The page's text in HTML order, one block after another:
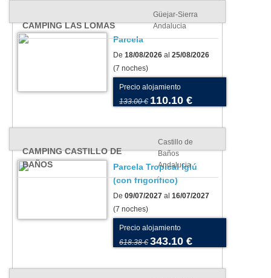
CAMPING LAS LOMAS
Güejar-Sierra
Andalucia
Parcela
De 18/08/2026 al 25/08/2026
(7 noches)
Precio alojamiento
133.00 € 110.10 €
CAMPING CASTILLO DE
BAÑOS
Castillo de
Baños
Andalucia
Parcela Tropical Iglú
(con frigorífico)
De 09/07/2027 al 16/07/2027
(7 noches)
Precio alojamiento
618.38 € 343.10 €